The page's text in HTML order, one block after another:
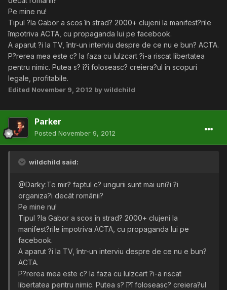
Pe mine nu!
Tipul ?la Gabor a scos în strad? 2000+ clujeni la manifest?rile
împotriva ACTA, cu propaganda lui pe facebook.
A aparut ?i la TV, într-un interviu despre de ce nu e bun? ACTA.
P?rerea mea este c? la faza cu lulzcart ?i-a riscat libertatea
pentru nimic. Putea s? î?î foloseasc? creiera?ul în scopuri
legale, profitabile.
Edited November 9, 2012 by wildchild
Parker
Posted November 9, 2012
wildchild said:
@Darky:Te mir? faptul c? ungurii sunt mai uni?i ?i
organiza?i decât românii?
Pe mine nu!
Tipul ?la Gabor a scos în strad? 2000+ clujeni la
manifest?rile împotriva ACTA, cu propaganda lui pe
facebook.
A aparut ?i la TV, într-un interviu despre de ce nu e bun?
ACTA.
P?rerea mea este c? la faza cu lulzcart ?i-a riscat
libertatea pentru nimic. Putea s? î?î foloseasc? creiera?ul